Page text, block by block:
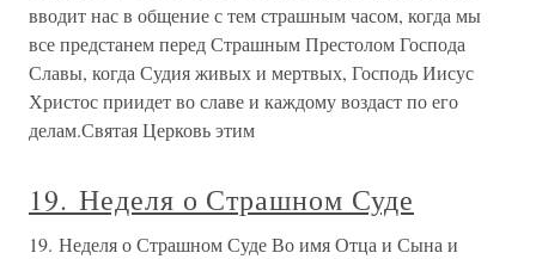
вводит нас в общение с тем страшным часом, когда мы
все предстанем перед Страшным Престолом Господа
Славы, когда Судия живых и мертвых, Господь Иисус
Христос приидет во славе и каждому воздаст по его
делам.Святая Церковь этим
19. Неделя о Страшном Суде
19. Неделя о Страшном Суде Во имя Отца и Сына и